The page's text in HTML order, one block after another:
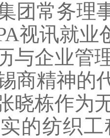
团常务理
视讯就业
与企业管
商精神的
晓栋作为
的纺织